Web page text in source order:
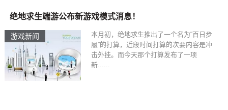
游戏新闻
绝地求生端游公布新游戏模式消息！
本月初，绝地求生推出了一个名为“百日步
履”的打算，近段时间打算的次要内容是冲
击外挂。而今天那个打算发布了一项
新......